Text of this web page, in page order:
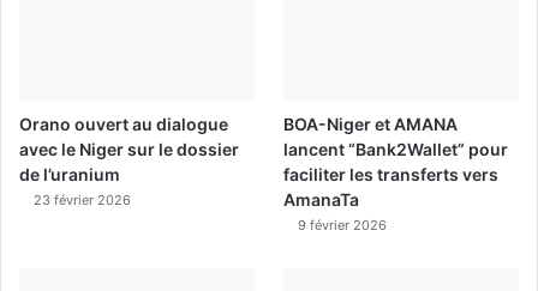
Orano ouvert au dialogue
avec le Niger sur le dossier
de l’uranium
23 février 2026
BOA-Niger et AMANA
lancent “Bank2Wallet” pour
faciliter les transferts vers
AmanaTa
9 février 2026